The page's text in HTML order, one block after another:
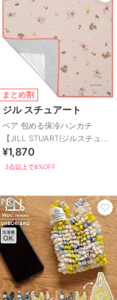
まとめ割
ジル スチュアート
ベア 包める保冷ハンカチ
【JILL STUART(ジルスチュア
ート)】
¥1,870
3点以上で8%OFF
PR